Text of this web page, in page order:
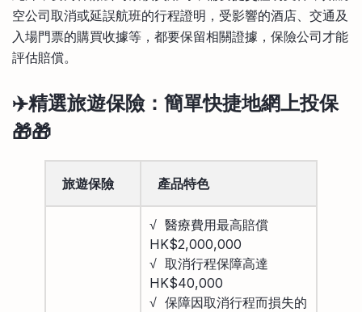
空公司取消或延誤航班的行程證明，受影響的酒店、交通及
入場門票的購買收據等，都要保留相關證據，保險公司才能
評估賠償。
✈️精選旅遊保險：簡單快捷地網上投保
🎁🎁
旅遊保險 產品特色
√ 醫療費用最高賠償
HK$2,000,000
√ 取消行程保障高達
HK$40,000
√ 保障因取消行程而損失的